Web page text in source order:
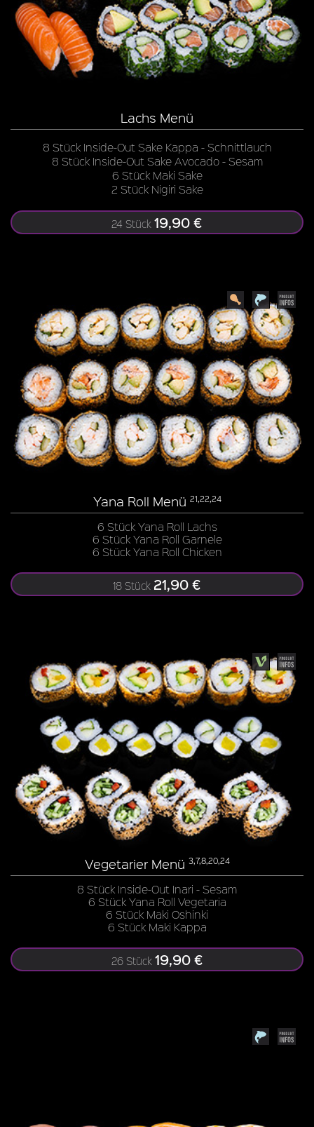
Lachs Menü
8 Stück Inside-Out Sake Kappa - Schnittlauch
8 Stück Inside-Out Sake Avocado - Sesam
6 Stück Maki Sake
2 Stück Nigiri Sake
24 Stück 19,90 €
Yana Roll Menü 21,22,24
6 Stück Yana Roll Lachs
6 Stück Yana Roll Garnele
6 Stück Yana Roll Chicken
18 Stück 21,90 €
Vegetarier Menü 3,7,8,20,24
8 Stück Inside-Out Inari - Sesam
6 Stück Yana Roll Vegetaria
6 Stück Maki Oshinki
6 Stück Maki Kappa
26 Stück 19,90 €